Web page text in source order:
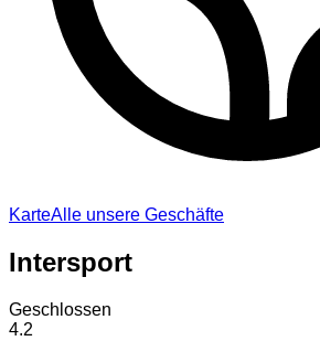
KarteAlle unsere Geschäfte
Intersport
Geschlossen
4.2